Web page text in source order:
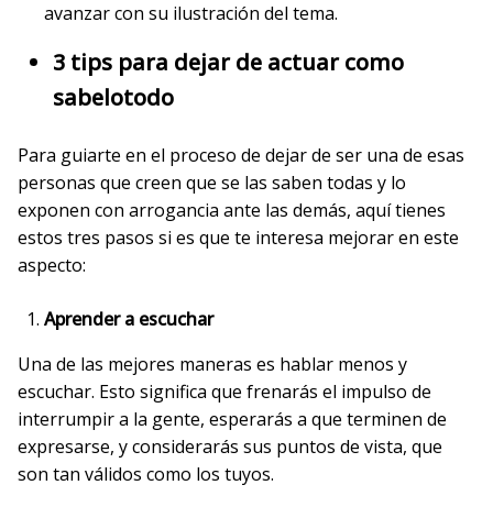
avanzar con su ilustración del tema.
3 tips para dejar de actuar como
sabelotodo
Para guiarte en el proceso de dejar de ser una de esas
personas que creen que se las saben todas y lo
exponen con arrogancia ante las demás, aquí tienes
estos tres pasos si es que te interesa mejorar en este
aspecto:
Aprender a escuchar
Una de las mejores maneras es hablar menos y
escuchar. Esto significa que frenarás el impulso de
interrumpir a la gente, esperarás a que terminen de
expresarse, y considerarás sus puntos de vista, que
son tan válidos como los tuyos.